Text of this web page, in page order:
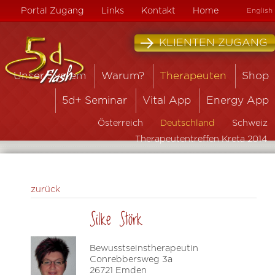
Portal Zugang Links Kontakt Home English
KLIENTEN ZUGANG
Unser System Warum? Therapeuten Shop
5d+ Seminar Vital App Energy App
Österreich Deutschland
Schweiz
Therapeutentreffen Kreta 2014
zurück
Silke Störk
Bewusstseinstherapeutin
Conrebbersweg 3a
26721 Emden